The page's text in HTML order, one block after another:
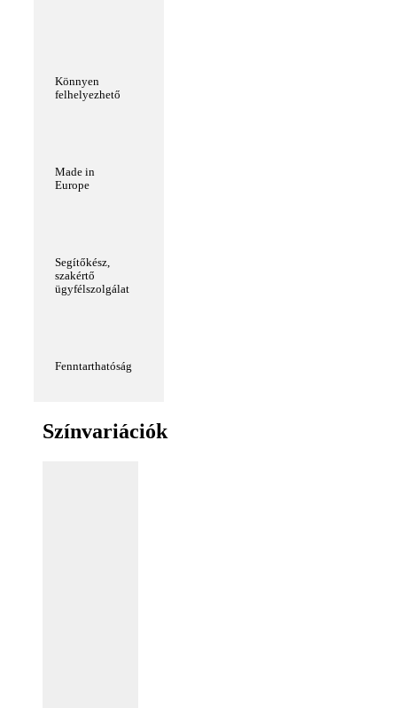
Könnyen
felhelyezhető
Made in
Europe
Segítőkész,
szakértő
ügyfélszolgálat
Fenntarthatóság
Színvariációk